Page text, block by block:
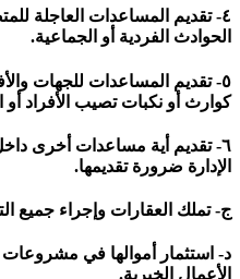
٤- تقديم المساعدات العاجلة
الحوادث الفردية أو الجماعية.
٥- تقديم المساعدات للجهات
كوارث أو نكبات تصيب الأفراد أو
٦- تقديم أية مساعدات أخرى
الإدارة ضرورة تقديمها.
ج- تملك العقارات وإجراء جميع
د- استثمار أموالها في
الأعمال الخيرية.